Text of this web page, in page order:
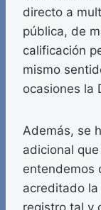
directo a
pública, de
calificación
mismo
ocasiones la
Además, se
adicional
entendemos
acreditado